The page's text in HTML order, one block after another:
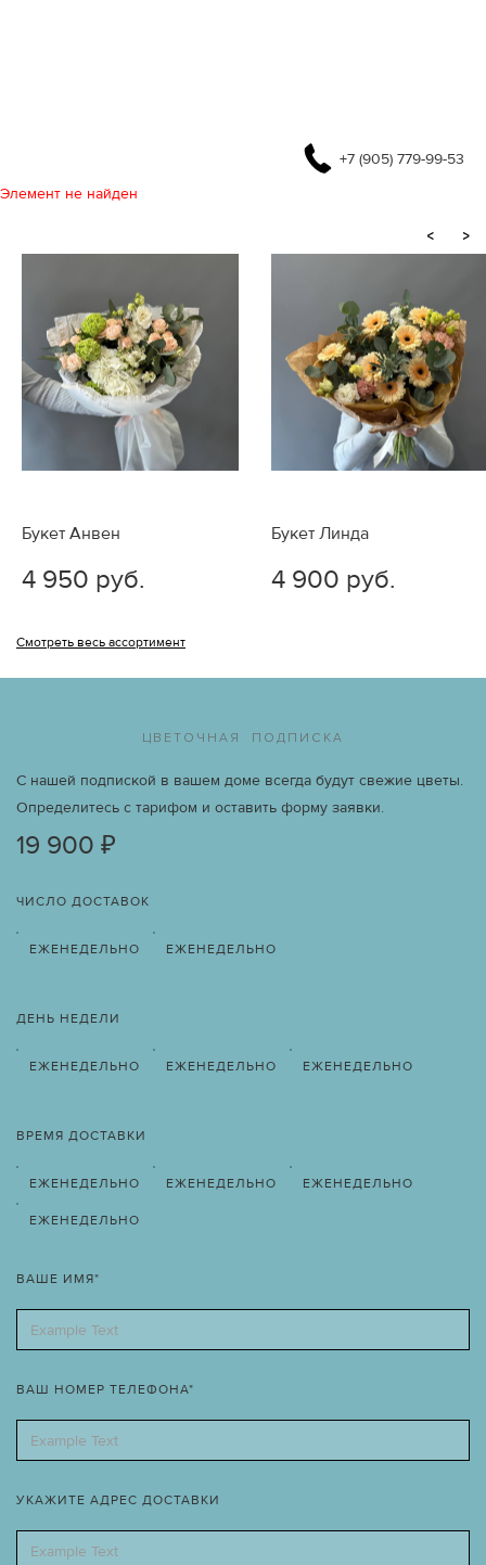
+7 (905) 779-99-53
Элемент не найден
< >
Букет Анвен
4 950 руб.
Букет Линда
4 900 руб.
Смотреть весь ассортимент
ЦВЕТОЧНАЯ ПОДПИСКА
С нашей подпиской в вашем доме всегда будут свежие цветы.
Определитесь с тарифом и оставить форму заявки.
19 900 ₽
ЧИСЛО ДОСТАВОК
ЕЖЕНЕДЕЛЬНО ЕЖЕНЕДЕЛЬНО
ДЕНЬ НЕДЕЛИ
ЕЖЕНЕДЕЛЬНО ЕЖЕНЕДЕЛЬНО ЕЖЕНЕДЕЛЬНО
ВРЕМЯ ДОСТАВКИ
ЕЖЕНЕДЕЛЬНО ЕЖЕНЕДЕЛЬНО ЕЖЕНЕДЕЛЬНО
ЕЖЕНЕДЕЛЬНО
ВАШЕ ИМЯ*
ВАШ НОМЕР ТЕЛЕФОНА*
УКАЖИТЕ АДРЕС ДОСТАВКИ